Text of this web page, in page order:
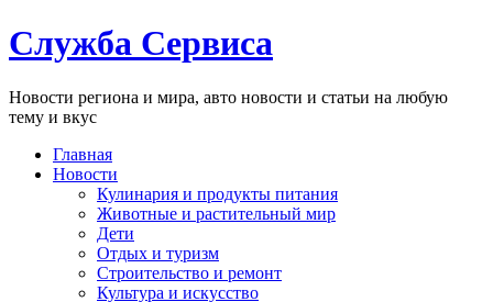
Служба Сервиса
Новости региона и мира, авто новости и статьи на любую
тему и вкус
Главная
Новости
Кулинария и продукты питания
Животные и растительный мир
Дети
Отдых и туризм
Строительство и ремонт
Культура и искусство